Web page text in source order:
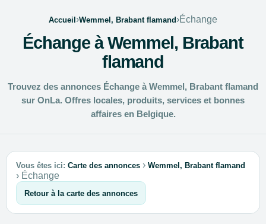
Accueil›Wemmel, Brabant flamand›Échange
Échange à Wemmel, Brabant
flamand
Trouvez des annonces Échange à Wemmel, Brabant flamand
sur OnLa. Offres locales, produits, services et bonnes
affaires en Belgique.
Vous êtes ici: Carte des annonces › Wemmel, Brabant flamand
› Échange
Retour à la carte des annonces